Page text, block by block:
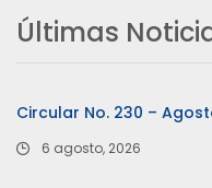
Últimas
Circular No. 230 –
6 agosto, 2026